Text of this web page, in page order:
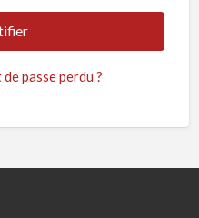
passe perdu ?